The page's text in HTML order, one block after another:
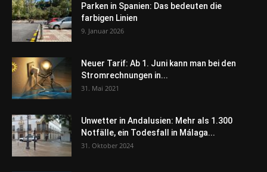
Parken in Spanien: Das bedeuten die
farbigen Linien
9. Januar 2026
Neuer Tarif: Ab 1. Juni kann man bei den
Stromrechnungen in...
31. Mai 2021
Unwetter in Andalusien: Mehr als 1.300
Notfälle, ein Todesfall in Málaga...
31. Oktober 2024